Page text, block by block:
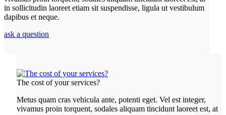
in sollicitudin laoreet etiam sit suspendisse, ligula ut vestibulum
dapibus et neque.
ask a question
The cost of your services?
Metus quam cras vehicula ante, potenti eget. Vel est integer,
vivamus proin torquent, sodales aliquam tincidunt laoreet est, at